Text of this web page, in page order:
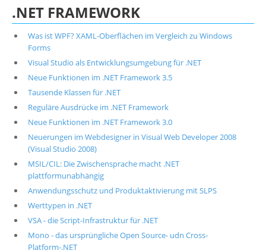
.NET FRAMEWORK
Was ist WPF? XAML-Oberflächen im Vergleich zu Windows
Forms
Visual Studio als Entwicklungsumgebung für .NET
Neue Funktionen im .NET Framework 3.5
Tausende Klassen für .NET
Reguläre Ausdrücke im .NET Framework
Neue Funktionen im .NET Framework 3.0
Neuerungen im Webdesigner in Visual Web Developer 2008
(Visual Studio 2008)
MSIL/CIL: Die Zwischensprache macht .NET
plattformunabhängig
Anwendungsschutz und Produktaktivierung mit SLPS
Werttypen in .NET
VSA - die Script-Infrastruktur für .NET
Mono - das ursprüngliche Open Source- udn Cross-
Platform-.NET